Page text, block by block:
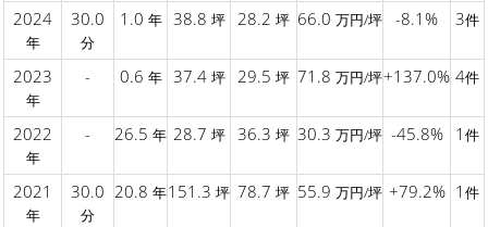
2024
年
30.0
分
1.0 年 38.8 坪 28.2 坪 66.0 万円/坪 -8.1% 3件
2023
年
- 0.6 年 37.4 坪 29.5 坪 71.8 万円/坪+137.0% 4件
2022
年
- 26.5 年 28.7 坪 36.3 坪 30.3 万円/坪 -45.8% 1 件
2021
年
30.0
分
20.8 年151.3 坪 78.7 坪 55.9 万円/坪 +79.2% 1 件